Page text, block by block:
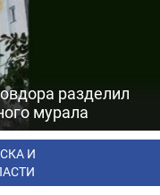
разделил
мурала
И